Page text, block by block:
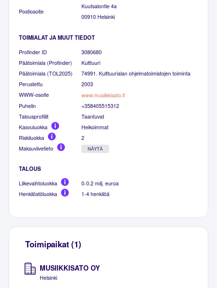
Postiosoite
Kuutsalontie 4a
00910 Helsinki
TOIMIALAT JA MUUT TIEDOT
Profinder ID
3080680
Päätoimiala (Profinder)
Kulttuuri
Päätoimiala (TOL2025)
74991. Kulttuurialan ohjelmatoimistojen toiminta
Perustettu
2003
WWW-osoite
www.musiikkisato.fi
Puhelin
+358405515312
Talousprofiilit
Taantuvat
Kasvuluokka
Heikoimmat
Riskiluokka
2
Maksuviivetieto
NÄYTÄ
TALOUS
Liikevaihtoluokka
0-0.2 milj. euroa
Henkilöstöluokka
1-4 henkilöä
Toimipaikat (1)
MUSIIKKISATO OY
Helsinki